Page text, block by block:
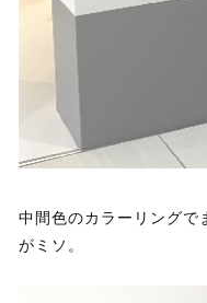
中間色のカラーリングで
がミソ。